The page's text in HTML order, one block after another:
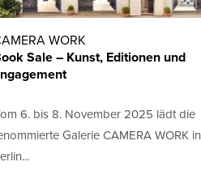
WORK
Sale – Kunst, Editionen und
6. bis 8. November 2025 lädt die
Galerie CAMERA WORK in